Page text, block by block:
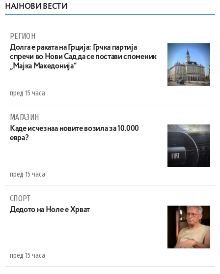
НАЈНОВИ ВЕСТИ
РЕГИОН
Долга е раката на Грција: Грчка партија
спречи во Нови Сад да се постави споменик
„Мајка Македонија“
пред 15 часа
МАГАЗИН
Каде исчезнаа новите возила за 10.000
евра?
пред 15 часа
СПОРТ
Дедото на Ноле е Хрват
пред 15 часа